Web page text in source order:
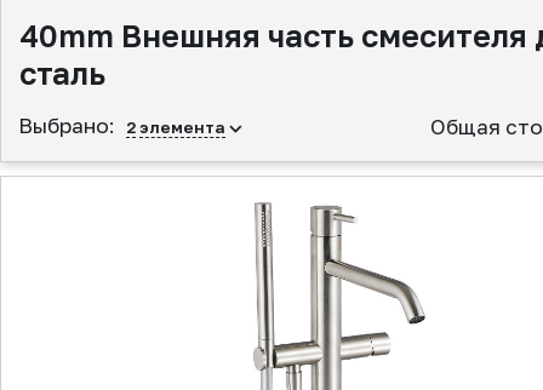
40mm Внешняя часть
сталь
Выбрано: 2элемента Общая
▲